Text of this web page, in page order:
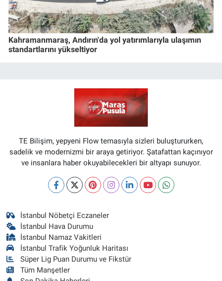
Kahramanmaraş, Andırın'da yol yatırımlarıyla ulaşımın
standartlarını yükseltiyor
TE Bilişim, yepyeni Flow temasıyla sizleri buluştururken,
sadelik ve modernizmi bir araya getiriyor. Şatafattan kaçınıyor
ve insanlara haber okuyabilecekleri bir altyapı sunuyor.
İstanbul Nöbetçi Eczaneler
İstanbul Hava Durumu
İstanbul Namaz Vakitleri
İstanbul Trafik Yoğunluk Haritası
Süper Lig Puan Durumu ve Fikstür
Tüm Manşetler